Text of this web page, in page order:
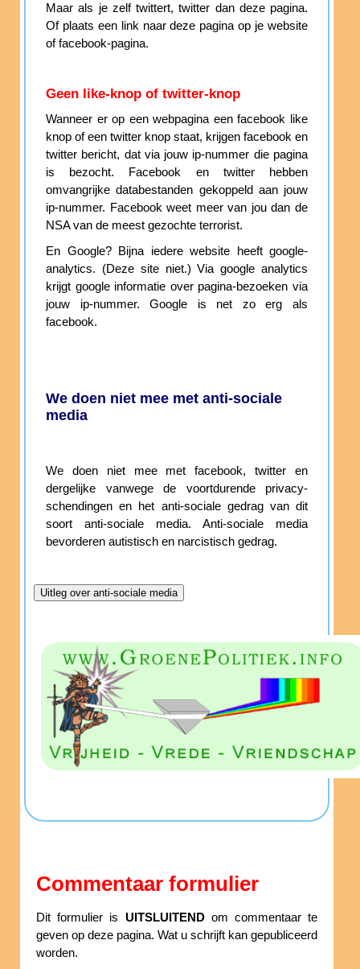
Maar als je zelf twittert, twitter dan deze pagina.
Of plaats een link naar deze pagina op je website
of facebook-pagina.
Geen like-knop of twitter-knop
Wanneer er op een webpagina een facebook like
knop of een twitter knop staat, krijgen facebook en
twitter bericht, dat via jouw ip-nummer die pagina
is bezocht. Facebook en twitter hebben
omvangrijke databestanden gekoppeld aan jouw
ip-nummer. Facebook weet meer van jou dan de
NSA van de meest gezochte terrorist.
En Google? Bijna iedere website heeft google-
analytics. (Deze site niet.) Via google analytics
krijgt google informatie over pagina-bezoeken via
jouw ip-nummer. Google is net zo erg als
facebook.
We doen niet mee met anti-sociale
media
We doen niet mee met facebook, twitter en
dergelijke vanwege de voortdurende privacy-
schendingen en het anti-sociale gedrag van dit
soort anti-sociale media. Anti-sociale media
bevorderen autistisch en narcistisch gedrag.
Commentaar formulier
Dit formulier is UITSLUITENDom commentaar te
geven op deze pagina. Wat u schrijft kan gepubliceerd
worden.